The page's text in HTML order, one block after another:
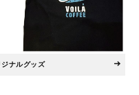
ナルグッズ